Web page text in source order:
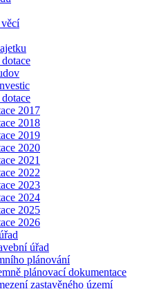
2017
2018
2019
2020
2021
2022
2023
2024
2025
2026
úřad
plánování
plánovací dokumentace
zastavěného území